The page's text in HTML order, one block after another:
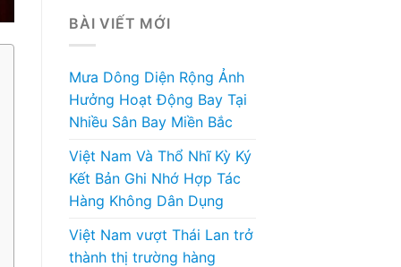
BÀI VIẾT MỚI
Mưa Dông Diện Rộng Ảnh
Hưởng Hoạt Động Bay Tại
Nhiều Sân Bay Miền Bắc
Việt Nam Và Thổ Nhĩ Kỳ Ký
Kết Bản Ghi Nhớ Hợp Tác
Hàng Không Dân Dụng
Việt Nam vượt Thái Lan trở
thành thị trường hàng